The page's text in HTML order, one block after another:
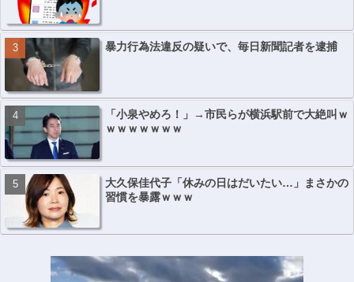
暴力行為法違反の疑いで、毎日新聞記者を逮捕
「小泉やめろ！」→市民らが横浜駅前で大絶叫ｗ
ｗｗｗｗｗｗｗ
大久保佳代子「休みの日はだいたい…」まさかの
習慣を暴露ｗｗｗ